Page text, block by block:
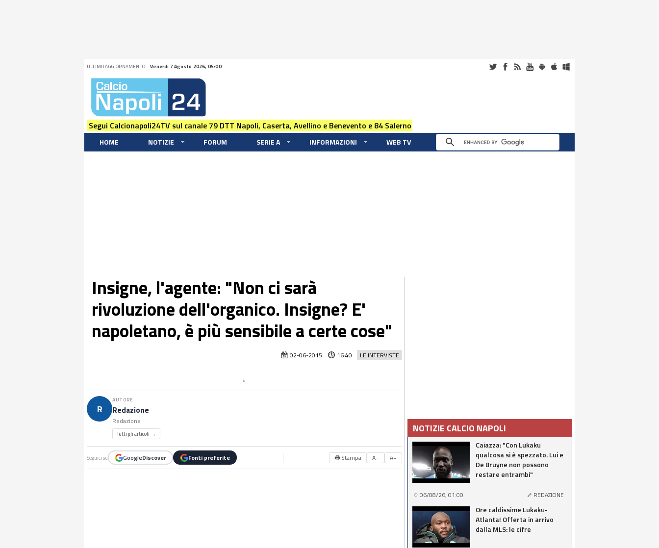
ULTIMO AGGIORNAMENTO: Venerdi 7 Agosto 2026, 05:00
Segui Calcionapoli24TV sul canale 79 DTT Napoli, Caserta, Avellino e Benevento e 84 Salerno
HOME NOTIZIE FORUM SERIE A INFORMAZIONI WEB TV
Insigne, l'agente: "Non ci sarà
rivoluzione dell'organico. Insigne? E'
napoletano, è più sensibile a certe cose"
LE INTERVISTE
02-06-2015 16:40
R
AUTORE
Redazione
Redazione
Tutti gli articoli →
Seguici su GoogleDiscover Fonti preferite 🖶 Stampa A− A+
NOTIZIE CALCIO NAPOLI
Caiazza: "Con Lukaku
qualcosa si è spezzato. Lui e
De Bruyne non possono
restare entrambi"
06/08/26, 01:00 REDAZIONE
Ore caldissime Lukaku-
Atlanta! Offerta in arrivo
dalla MLS: le cifre